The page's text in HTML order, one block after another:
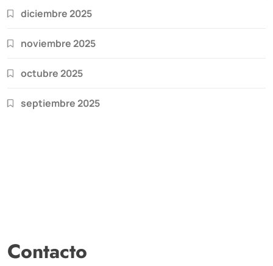
diciembre 2025
noviembre 2025
octubre 2025
septiembre 2025
Contacto